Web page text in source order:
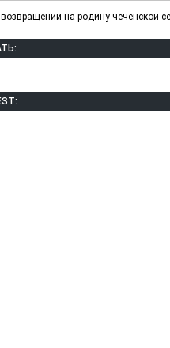
на родину чеченской